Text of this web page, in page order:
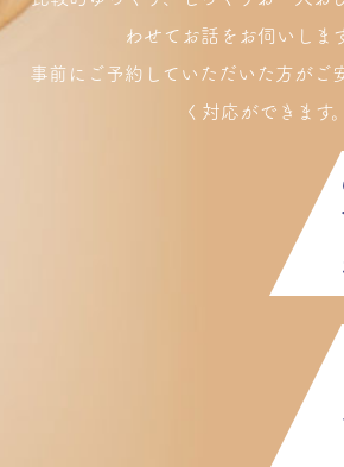
わせてお話をお伺いしま
事前にご予約していただいた方がご
く対応ができます。